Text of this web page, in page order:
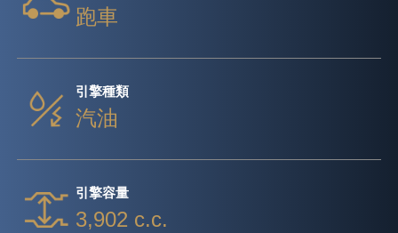
跑車
引擎種類
汽油
引擎容量
3,902 c.c.